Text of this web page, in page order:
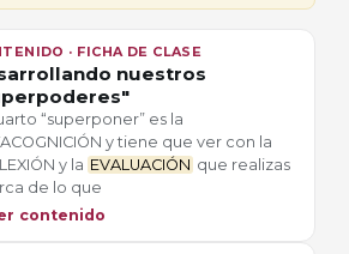
· FICHA DE CLASE
nuestros
“superponer” es la
y tiene que ver con la
y la EVALUACIÓN que realizas
de lo que
contenido